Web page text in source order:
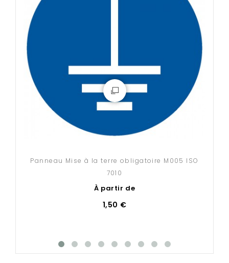
Panneau Mise à la terre obligatoire M005 ISO
7010
À partir de
1,50 €